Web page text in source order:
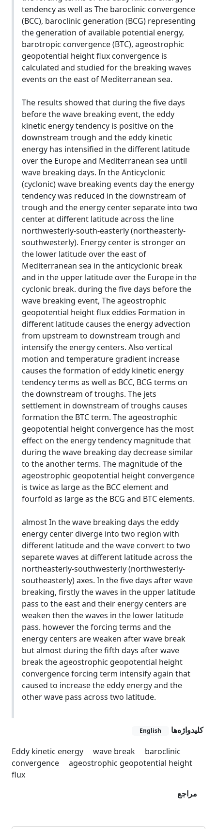
tendency as well as The baroclinic convergence
(BCC), baroclinic generation (BCG) representing
the generation of available potential energy,
barotropic convergence (BTC), ageostrophic
geopotential height flux convergence is
calculated and studied for the breaking waves
events on the east of Mediterranean sea.
The results showed that during the five days
before the wave breaking event, the eddy
kinetic energy tendency is positive on the
downstream trough and the eddy kinetic
energy has intensified in the different latitude
over the Europe and Mediterranean sea until
wave breaking days. In the Anticyclonic
(cyclonic) wave breaking events day the energy
tendency was reduced in the downstream of
trough and the energy center separate into two
center at different latitude across the line
north‌westerly-south-easterly (north‌easterly-
southwesterly). Energy center is stronger on
the lower latitude over the east of
Mediterranean sea in the anticyclonic break
and in the upper latitude over the Europe in the
cyclonic break. during the five days before the
wave breaking event, The ageostrophic
geopotential height flux eddies Formation in
different latitude causes the energy advection
from upstream to downstream trough and
intensify the energy centers. Also vertical
motion and temperature gradient increase
causes the formation of eddy kinetic energy
tendency terms as well as BCC, BCG terms on
the downstream of troughs. The jets
settlement in downstream of troughs causes
formation the BTC term. The ageostrophic
geopotential height convergence has the most
effect on the energy tendency magnitude that
during the wave breaking day decrease similar
to the another terms. The magnitude of the
ageostrophic geopotential height convergence
is twice as large as the BCC element and
fourfold as large as the BCG and BTC elements.
almost In the wave breaking days the eddy
energy center diverge into two region with
different latitude and the wave convert to two
separete waves at different latitude across the
north‌easterly-south‌westerly (north‌westerly-
south‌easterly) axes. In the five days after wave
breaking, firstly the waves in the upper latitude
pass to the east and their energy centers are
weaken then the waves in the lower latitude
pass. however the forcing terms and the
energy centers are weaken after wave break
but almost during the fifth days after wave
break the ageostrophic geopotential height
convergence forcing term intensify again that
caused to increase the eddy energy and the
other wave pass across two latitude.
کلیدواژه‌ها English
Eddy kinetic energy wave break
baroclinic
convergence
ageostrophic geopotential height
flux
مراجع